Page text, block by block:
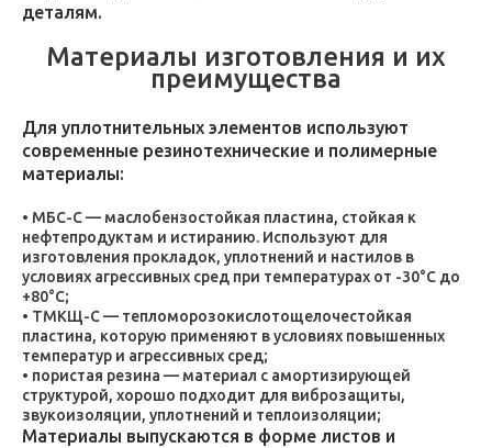
деталям.
Материалы изготовления и их
преимущества
Для уплотнительных элементов используют
современные резинотехнические и полимерные
материалы:
МБС-С — маслобензостойкая пластина, стойкая к
нефтепродуктам и истиранию. Используют для
изготовления прокладок, уплотнений и настилов в
условиях агрессивных сред при температурах от -30°C до
+80°C;
ТМКЩ-С — тепломорозокислотощелочестойкая
пластина, которую применяют в условиях повышенных
температур и агрессивных сред;
пористая резина — материал с амортизирующей
структурой, хорошо подходит для виброзащиты,
звукоизоляции, уплотнений и теплоизоляции;
Материалы выпускаются в форме листов и